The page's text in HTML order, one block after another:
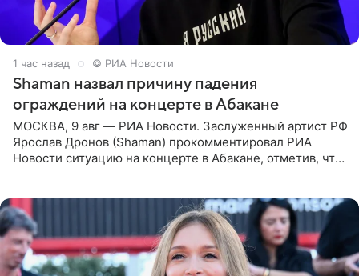
1 час назад © РИА Новости
Shaman назвал причину падения
ограждений на концерте в Абакане
МОСКВА, 9 авг — РИА Новости. Заслуженный артист РФ
Ярослав Дронов (Shaman) прокомментировал РИА
Новости ситуацию на концерте в Абакане, отметив, что